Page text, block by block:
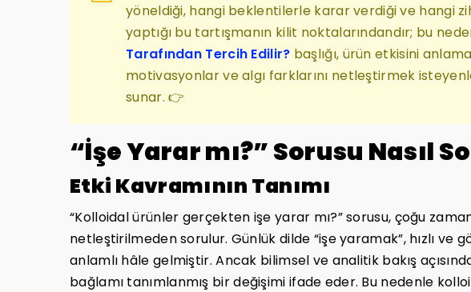
yöneldiği, hangi beklentilerle karar verdiği ve hangi
yaptığı bu tartışmanın kilit noktalarındandır; bu
Tarafından Tercih Edilir? başlığı, ürün etkisini
motivasyonlar ve algı farklarını netleştirmek
sunar. 👉
“İşe Yarar mı?” Sorusu Nasıl
Etki Kavramının Tanımı
“Kolloidal ürünler gerçekten işe yarar mı?” sorusu, çoğu
netleştirilmeden sorulur. Günlük dilde “işe yaramak”, hızlı ve
anlamlı hâle gelmiştir. Ancak bilimsel ve analitik bakış
bağlamı tanımlanmış bir değişimi ifade eder. Bu nedenle